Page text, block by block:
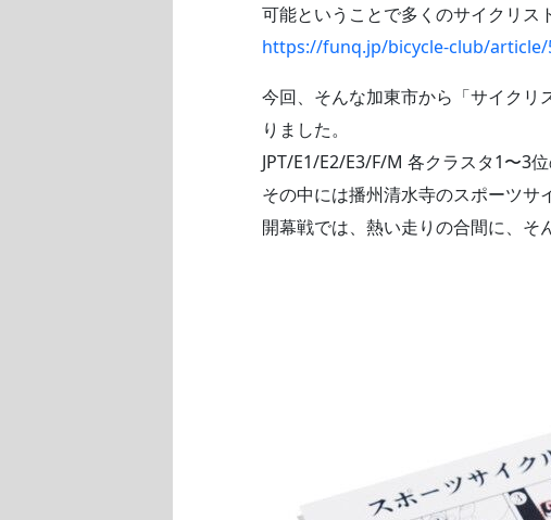
可能ということで多くのサイクリス
https://funq.jp/bicycle-club/article/
今回、そんな加東市から「サイクリ
りました。
JPT/E1/E2/E3/F/M 各クラスタ1〜3
その中には播州清水寺のスポーツサ
開幕戦では、熱い走りの合間に、そ